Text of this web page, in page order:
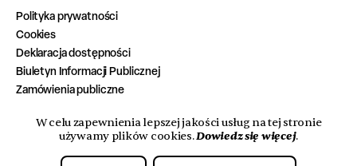
Polityka prywatności
Cookies
Deklaracja dostępności
Biuletyn Informacji Publicznej
Zamówienia publiczne
Oferty pracy
W celu zapewnienia lepszej jakości usług na tej stronie
używamy plików cookies.Dowiedz się więcej.